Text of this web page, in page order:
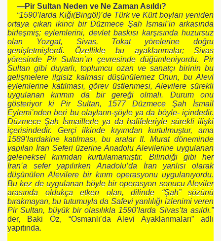
—Pir Sultan Neden ve Ne Zaman Asıldı?
“1590’larda Kiğı(Bingöl)’de Türk ve Kürt boyları yeniden
ortaya çıkan ikinci bir Düzmece Şah İsmail’in arkasında
birleşmiş; eylemlerini, devlet baskısı karşısında huzursuz
olan Yozgat, Sivas, Tokat yörelerine doğru
genişletmişlerdi. Özellikle bu ayaklanmalar; Sivas
yöresinde Pir Sultan’ın çevresinde düğümleniyordu. Pir
Sultan gibi duyarlı, toplumcu ozan ve sanatçı birinin bu
gelişmelere ilgisiz kalması düşünülemez Onun, bu Alevi
eylemlerine katılması, görev üstlenmesi, Alevilere sürekli
uygulanan kırımın da bir gereği olmalı. Durum onu
gösteriyor ki Pir Sultan, 1577 Düzmece Şah İsmail
Eylemi’nden beri bu olayların-şöyle ya da böyle- içindedir.
Düzmece Şah İsmaillerle ya da halifeleriyle sürekli ilişki
içerisindedir. Gerçi ilkinde kıyımdan kurtulmuştur, ama
1589’lardakine katılması, bu aralar II. Murat döneminde
yapılan İran Seferi üzerine Anadolu Alevilerine uygulanan
geleneksel kırımdan kurtulamamıştır. Bilindiği gibi her
İran’a sefer yapılırken Anadolu’da İran yanlısı olarak
düşünülen Alevilere bir kırım operasyonu uygulanıyordu.
Bu kez de uygulanan böyle bir operasyon sonucu Aleviler
arasında oldukça etken olan, dilinde “Şah” sözünü
bırakmayan, bu tutumuyla da Safevi yanlılığı izlenimi veren
Pir Sultan, büyük bir olasılıkla 1590’larda Sivas’ta asıldı.”
der, Baki Öz, “Osmanlı’da Alevi Ayaklanmaları” adlı
yapıtında.